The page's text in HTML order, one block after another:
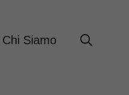
Chi Siamo